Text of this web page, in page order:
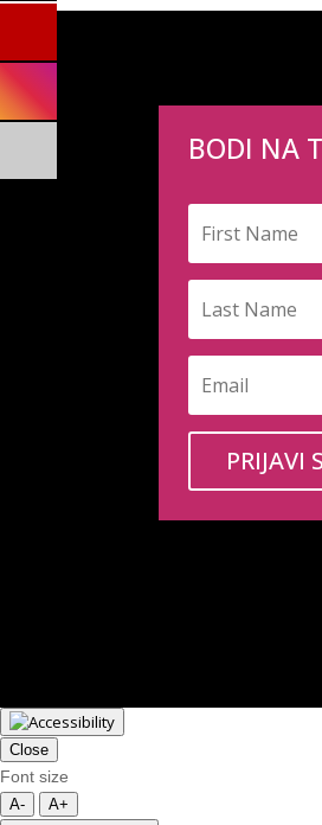
BODI NA
PRIJAVI
Close
Font size
A-
A+